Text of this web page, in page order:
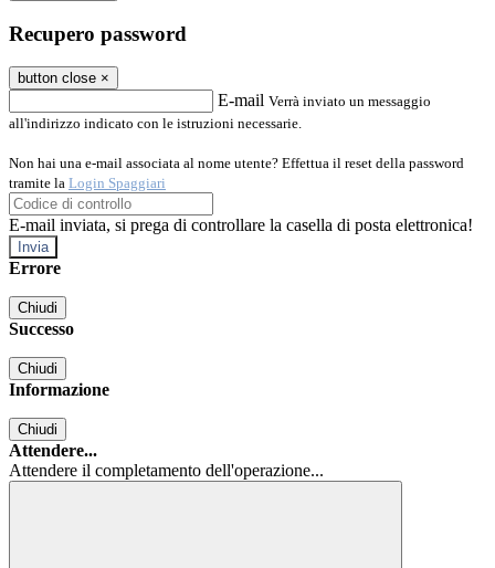
Recupero password
button close ×
E-mail Verrà inviato un messaggio
all'indirizzo indicato con le istruzioni necessarie.
Non hai una e-mail associata al nome utente? Effettua il reset della password
tramite la Login Spaggiari
E-mail inviata, si prega di controllare la casella di posta elettronica!
Errore
Chiudi
Successo
Chiudi
Informazione
Chiudi
Attendere...
Attendere il completamento dell'operazione...